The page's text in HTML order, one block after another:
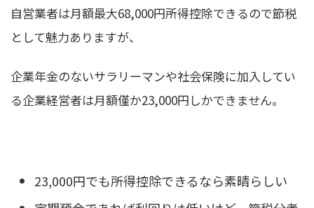
自営業者は月額最大68,000円所得控除できるので節税
として魅力ありますが、
企業年金のないサラリーマンや社会保険に加入してい
る企業経営者は月額僅か23,000円しかできません。
23,000円でも所得控除できるなら素晴らしい